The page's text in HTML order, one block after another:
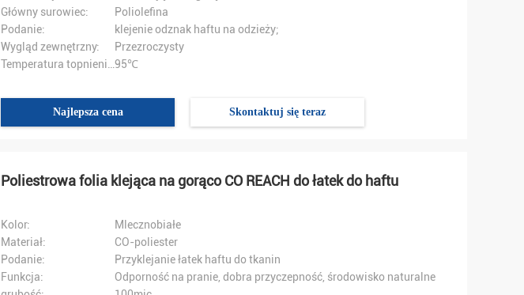
Główny surowiec:
Poliolefina
Podanie:
klejenie odznak haftu na odzieży;
Wygląd zewnętrzny:
Przezroczysty
95℃
Najlepsza cena Skontaktuj się teraz
Poliestrowa folia klejąca na gorąco CO REACH do łatek do haftu
Kolor:
Mlecznobiałe
Materiał:
CO-poliester
Podanie:
Przyklejanie łatek haftu do tkanin
Funkcja:
Odporność na pranie, dobra przyczepność, środowisko naturalne